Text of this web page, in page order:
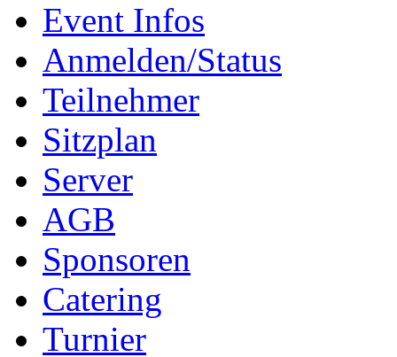
Event Infos
Anmelden/Status
Teilnehmer
Sitzplan
Server
AGB
Sponsoren
Catering
Turnier